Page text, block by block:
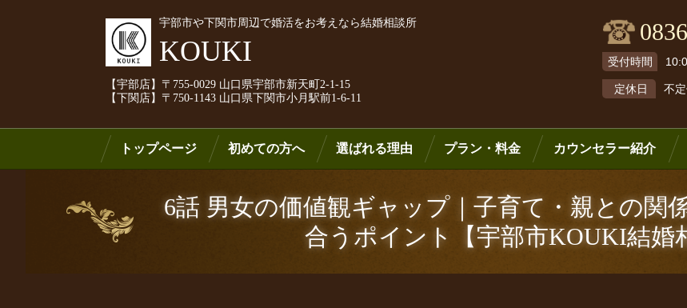
宇部市や下関市周辺で婚活をお考えなら結婚相談所
KOUKI
【宇部店】〒755-0029 山口県宇部市新天町2-1-15
【下関店】〒750-1143 山口県下関市小月駅前1-6-11
受付時間
定休日 不
トップページ 初めての方へ 選ばれる理由 プラン・料金 カウンセラー紹介
6話 男女の価値観ギャップ｜子育て・親との関
合うポイント【宇部市KOUKI結婚